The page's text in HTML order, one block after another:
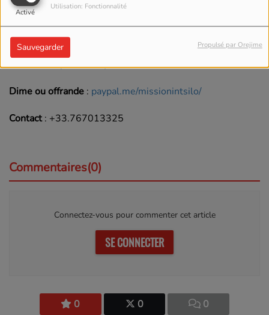
Activé
Utilisation: Fonctionnalité
Sauvegarder Propulsé par Orejime
0 0 0
Telecharge l'application Mobile
t%C3%A9l%C3%A9-silo/id6474192739?uo=4
Youtubehttps://www.youtube.com/channel/UCGYZd48L4
Dime ou offrande : paypal.me/missionintsilo/
Contact: +33.767013325
Commentaires(0)
Connectez-vous pour commenter cet article
SE CONNECTER